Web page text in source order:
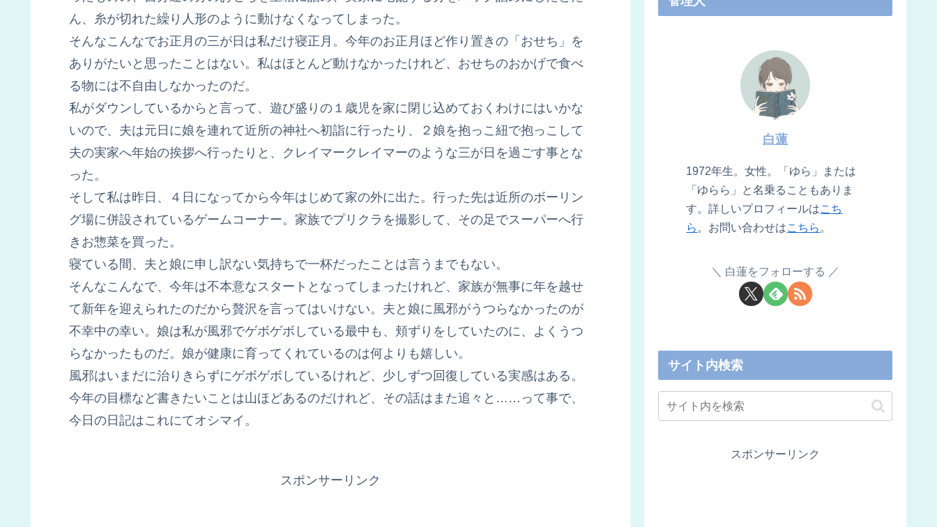
ん、糸が切れた繰り人形のように動けなくなってしまった。
そんなこんなでお正月の三が日は私だけ寝正月。今年のお正月ほど作り置きの「おせち」を
ありがたいと思ったことはない。私はほとんど動けなかったけれど、おせちのおかげで食べ
る物には不自由しなかったのだ。
私がダウンしているからと言って、遊び盛りの１歳児を家に閉じ込めておくわけにはいかな
いので、夫は元日に娘を連れて近所の神社へ初詣に行ったり、２娘を抱っこ紐で抱っこして
夫の実家へ年始の挨拶へ行ったりと、クレイマークレイマーのような三が日を過ごす事とな
った。
そして私は昨日、４日になってから今年はじめて家の外に出た。行った先は近所のボーリン
グ場に併設されているゲームコーナー。家族でプリクラを撮影して、その足でスーパーへ行
きお惣菜を買った。
寝ている間、夫と娘に申し訳ない気持ちで一杯だったことは言うまでもない。
そんなこんなで、今年は不本意なスタートとなってしまったけれど、家族が無事に年を越せ
て新年を迎えられたのだから贅沢を言ってはいけない。夫と娘に風邪がうつらなかったのが
不幸中の幸い。娘は私が風邪でゲボゲボしている最中も、頬ずりをしていたのに、よくうつ
らなかったものだ。娘が健康に育ってくれているのは何よりも嬉しい。
風邪はいまだに治りきらずにゲボゲボしているけれど、少しずつ回復している実感はある。
今年の目標など書きたいことは山ほどあるのだけれど、その話はまた追々と……って事で、
今日の日記はこれにてオシマイ。
スポンサーリンク
白蓮
1972年生。女性。「ゆら」または
「ゆらら」と名乗ることもありま
す。詳しいプロフィールはこち
ら 。お問い合わせはこちら 。
白蓮をフォローする
サイト内検索
スポンサーリンク